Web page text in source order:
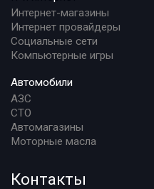
Интернет-магазины
Интернет провайдеры
Социальные сети
Компьютерные игры
Автомобили
АЗС
СТО
Автомагазины
Моторные масла
Контакты